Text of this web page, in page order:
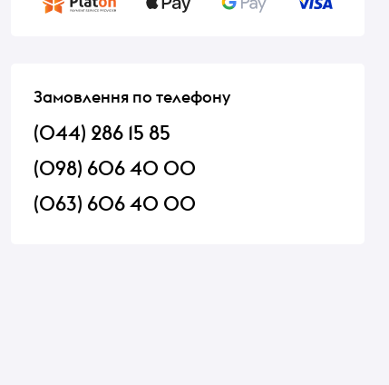
Замовлення по телефону
(044) 286 15 85
(098) 606 40 00
(063) 606 40 00